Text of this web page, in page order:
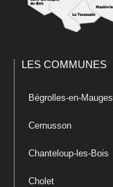
LES COMMUNES
Bégrolles-en-Mauges
Cernusson
Chanteloup-les-Bois
Cholet